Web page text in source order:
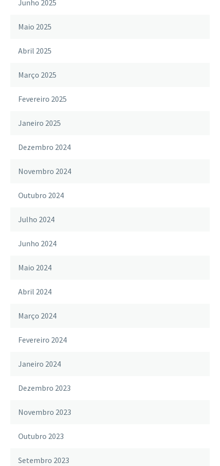
Junho 2025
Maio 2025
Abril 2025
Março 2025
Fevereiro 2025
Janeiro 2025
Dezembro 2024
Novembro 2024
Outubro 2024
Julho 2024
Junho 2024
Maio 2024
Abril 2024
Março 2024
Fevereiro 2024
Janeiro 2024
Dezembro 2023
Novembro 2023
Outubro 2023
Setembro 2023